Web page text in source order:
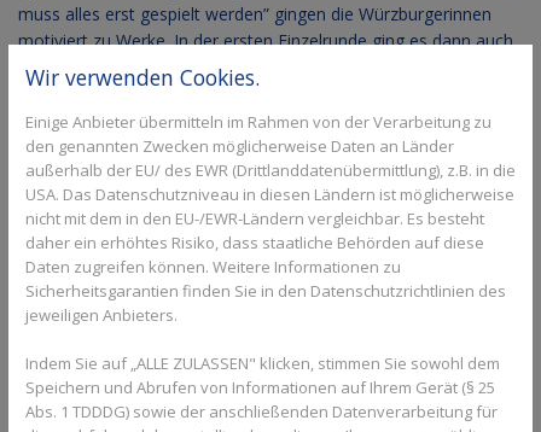
muss alles erst gespielt werden” gingen die Würzburgerinnen
motiviert zu Werke. In der ersten Einzelrunde ging es dann auch
knapper als erwartet zu. Vor allem Alexandra Simeva hätte ihr
Einzel wohl nach Hause gefahren, wäre da nicht eine falsche
Entscheidung der Schiedsrichterin gewesen. Simeva hatte sich
den ersten Satz mit vollem Einsatz 7:5 erkämpft und war nahe
dran, in Durchgang zwei auf die Siegerstraße einzubiegen. Beim
Stand von 3:2 und Breakball zum 4:2 fiel ein von ihre
geschlagener Ball hörbar auf die Linie, wurde aber von der
Schiedsrichterin aus gegeben, obwohl ein Abdruck zu sehen war.
Das zog Simeva vorübergehend den Stecker und sie verlor
diesen Satz ohne ein weiteres Spiel zu machen. Aber im Match-
Tiebreak lieferte sie sich mit Mira Stegmann ein Kopf-an-Kopf-
Rennen, das sie knapp mit 9:7 verlor.
Auch Josie Holderbach war nicht chancenlos. Besonders im
Wir verwenden Cookies.
Einige Anbieter übermitteln im Rahmen von der Verarbeitung zu
den genannten Zwecken möglicherweise Daten an Länder
außerhalb der EU/ des EWR (Drittlanddatenübermittlung), z.B. in die
USA. Das Datenschutzniveau in diesen Ländern ist möglicherweise
nicht mit dem in den EU-/EWR-Ländern vergleichbar. Es besteht
daher ein erhöhtes Risiko, dass staatliche Behörden auf diese
Daten zugreifen können. Weitere Informationen zu
Sicherheitsgarantien finden Sie in den Datenschutzrichtlinien des
jeweiligen Anbieters.
Indem Sie auf „ALLE ZULASSEN" klicken, stimmen Sie sowohl dem
Speichern und Abrufen von Informationen auf Ihrem Gerät (§ 25
Abs. 1 TDDDG) sowie der anschließenden Datenverarbeitung für